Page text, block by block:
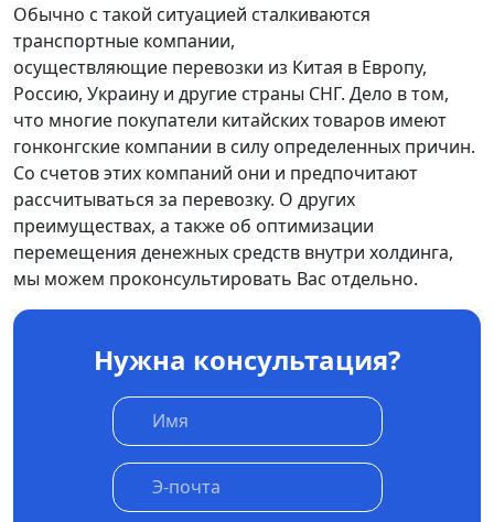
Обычно с такой ситуацией сталкиваются
транспортные компании,
осуществляющие перевозки из Китая в Европу,
Россию, Украину и другие страны СНГ. Дело в том,
что многие покупатели китайских товаров имеют
гонконгские компании в силу определенных причин.
Со счетов этих компаний они и предпочитают
рассчитываться за перевозку. О других
преимуществах, а также об оптимизации
перемещения денежных средств внутри холдинга,
мы можем проконсультировать Вас отдельно.
Нужна консультация?